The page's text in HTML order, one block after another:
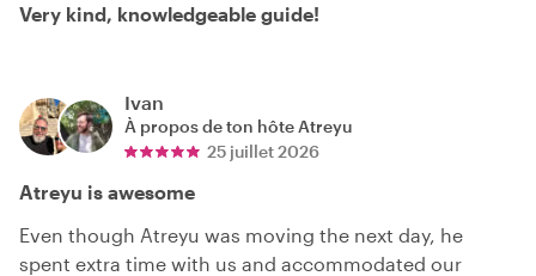
Very kind, knowledgeable guide!
Ivan
À propos de ton hôte Atreyu
25 juillet 2026
Atreyu is awesome
Even though Atreyu was moving the next day, he
spent extra time with us and accommodated our